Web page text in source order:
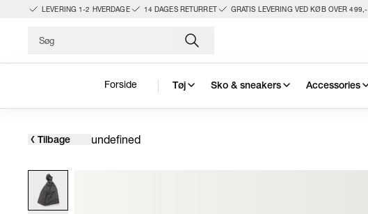
LEVERING 1-2 HVERDAGE 14 DAGES RETURRET GRATIS LEVERING VED KØB OVER 499,-
Forside Tøj Sko & sneakers Accessories
Tilbage undefined